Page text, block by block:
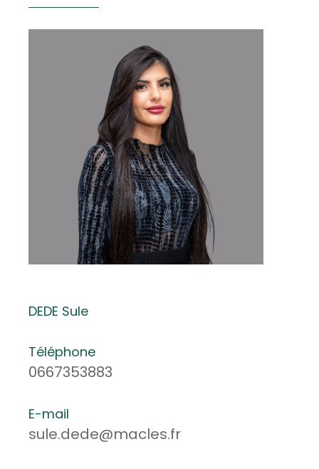
DEDE Sule
Téléphone
0667353883
E-mail
sule.dede@macles.fr